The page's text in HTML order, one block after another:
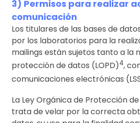
3) Permisos para realizar
comunicación
Los titulares de las bases de
por los laboratorios para la
mailings están sujetos tanto a la
protección de datos (LOPD)4,
comunicaciones electrónicas
La Ley Orgánica de Protección
trata de velar por la correcta